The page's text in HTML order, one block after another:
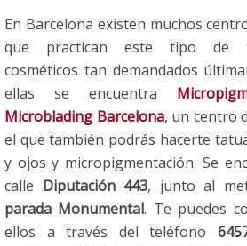
En Barcelona existen muchos
que practican este tipo de
cosméticos tan demandados
ellas se encuentra
Microblading Barcelona, un centro
el que también podrás hacerte
y ojos y micropigmentación. Se
calle Diputación 443, junto al
parada Monumental. Te puedes
ellos a través del teléfono